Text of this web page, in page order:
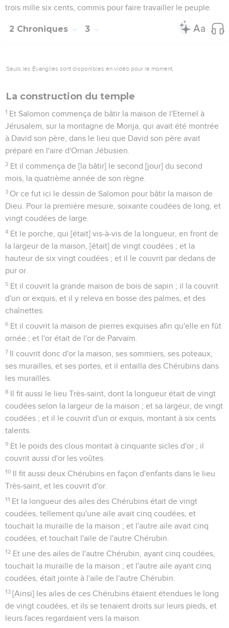
trois mille six cents, commis pour faire travailler le peuple.
2 Chroniques 3
Seuls les Évangiles sont disponibles en vidéo pour le moment.
La construction du temple
1 Et Salomon commença de bâtir la maison de l'Eternel à
Jérusalem, sur la montagne de Morija, qui avait été montrée
à David son père, dans le lieu que David son père avait
préparé en l'aire d'Ornan Jébusien.
2 Et il commença de [la bâtir] le second [jour] du second
mois, la quatrième année de son règne.
3 Or ce fut ici le dessin de Salomon pour bâtir la maison de
Dieu. Pour la première mesure, soixante coudées de long, et
vingt coudées de large.
4 Et le porche, qui [était] vis-à-vis de la longueur, en front de
la largeur de la maison, [était] de vingt coudées ; et la
hauteur de six vingt coudées ; et il le couvrit par dedans de
pur or.
5 Et il couvrit la grande maison de bois de sapin ; il la couvrit
d'un or exquis, et il y releva en bosse des palmes, et des
chaînettes.
6 Et il couvrit la maison de pierres exquises afin qu'elle en fût
ornée ; et l'or était de l'or de Parvaïm.
7 Il couvrit donc d'or la maison, ses sommiers, ses poteaux,
ses murailles, et ses portes, et il entailla des Chérubins dans
les murailles.
8 Il fit aussi le lieu Très-saint, dont la longueur était de vingt
coudées selon la largeur de la maison ; et sa largeur, de vingt
coudées ; et il le couvrit d'un or exquis, montant à six cents
talents.
9 Et le poids des clous montait à cinquante sicles d'or ; il
couvrit aussi d'or les voûtes.
10 Il fit aussi deux Chérubins en façon d'enfants dans le lieu
Très-saint, et les couvrit d'or.
11 Et la longueur des ailes des Chérubins était de vingt
coudées, tellement qu'une aile avait cinq coudées, et
touchait la muraille de la maison ; et l'autre aile avait cinq
coudées, et touchait l'aile de l'autre Chérubin.
12 Et une des ailes de l'autre Chérubin, ayant cinq coudées,
touchait la muraille de la maison ; et l'autre aile ayant cinq
coudées, était jointe à l'aile de l'autre Chérubin.
13 [Ainsi] les ailes de ces Chérubins étaient étendues le long
de vingt coudées, et ils se tenaient droits sur leurs pieds, et
leurs faces regardaient vers la maison.